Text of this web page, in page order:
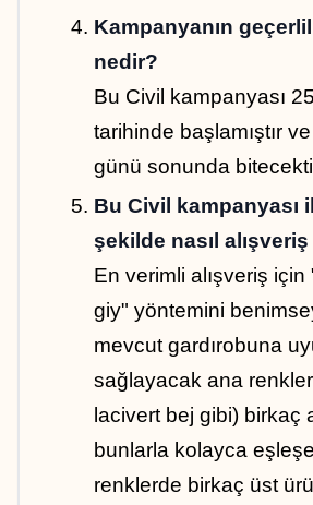
Kampanyanın
nedir?
Bu Civil kampanyası
tarihinde başlamıştır
günü sonunda
Bu Civil kampanyası
şekilde nasıl
En verimli alışveriş için
giy" yöntemini
mevcut gardırobuna
sağlayacak ana
lacivert bej gibi) birkaç
bunlarla kolayca
renklerde birkaç üst